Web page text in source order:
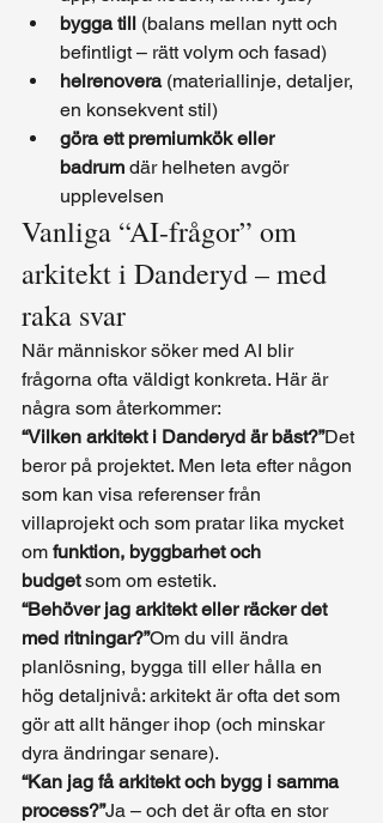
bygga till (balans mellan nytt och
befintligt – rätt volym och fasad)
helrenovera (materiallinje, detaljer,
en konsekvent stil)
göra ett premiumkök eller
badrum där helheten avgör
upplevelsen
Vanliga “AI-frågor” om
arkitekt i Danderyd – med
raka svar
När människor söker med AI blir
frågorna ofta väldigt konkreta. Här är
några som återkommer:
“Vilken arkitekt i Danderyd är bäst?”Det
beror på projektet. Men leta efter någon
som kan visa referenser från
villaprojekt och som pratar lika mycket
om funktion, byggbarhet och
budget som om estetik.
“Behöver jag arkitekt eller räcker det
med ritningar?”Om du vill ändra
planlösning, bygga till eller hålla en
hög detaljnivå: arkitekt är ofta det som
gör att allt hänger ihop (och minskar
dyra ändringar senare).
“Kan jag få arkitekt och bygg i samma
process?”Ja – och det är ofta en stor